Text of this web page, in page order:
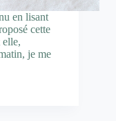
en lisant
cette
elle,
je me